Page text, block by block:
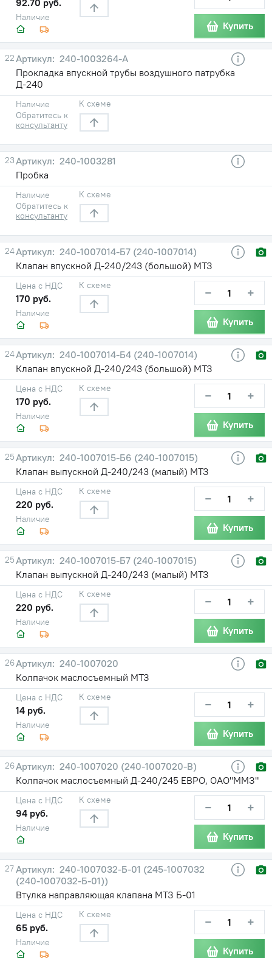
Наличие
Купить
22
240-1003264-А
Прокладка впускной трубы воздушного патрубка
Д-240
Наличие
Обратитесь к
консультанту
К схеме
23
240-1003281
Пробка
Наличие
Обратитесь к
консультанту
К схеме
24
240-1007014-Б7 (240-1007014)
Клапан впускной Д-240/243 (большой) МТЗ
Наличие
Цена с НДС
170 руб.
К схеме − +
Купить
24
240-1007014-Б4 (240-1007014)
Клапан впускной Д-240/243 (большой) МТЗ
Наличие
Цена с НДС
170 руб.
К схеме − +
Купить
25
240-1007015-Б6 (240-1007015)
Клапан выпускной Д-240/243 (малый) МТЗ
Наличие
Цена с НДС
220 руб.
К схеме − +
Купить
25
240-1007015-Б7 (240-1007015)
Клапан выпускной Д-240/243 (малый) МТЗ
Наличие
Цена с НДС
220 руб.
К схеме − +
Купить
26
240-1007020
Колпачок маслосъемный МТЗ
Наличие
Цена с НДС
14 руб.
К схеме − +
Купить
26
240-1007020 (240-1007020-В)
Колпачок маслосъемный Д-240/245 ЕВРО, ОАО"ММЗ"
Наличие
Цена с НДС
94 руб.
К схеме − +
Купить
27
240-1007032-Б-01 (245-1007032
(240-1007032-Б-01))
Втулка направляющая клапана МТЗ Б-01
Наличие
Цена с НДС
65 руб.
К схеме − +
Купить